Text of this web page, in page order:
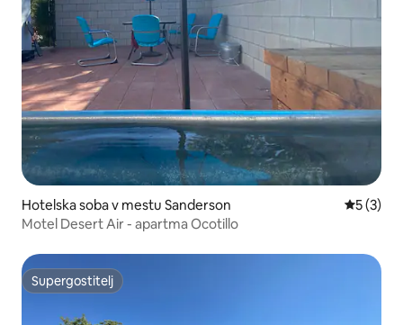
Hotelska soba v mestu Sanderson
5 (3)
Motel Desert Air - apartma Ocotillo
Supergostitelj
Supergostitelj